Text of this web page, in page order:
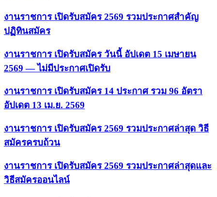
งานราชการ เปิดรับสมัคร 2569 รวมประกาศสำคัญ
ปฏิทินสมัคร
งานราชการ เปิดรับสมัคร วันนี้ อัปเดต 15 เมษายน
2569 — ไม่มีประกาศเปิดรับ
งานราชการ เปิดรับสมัคร 14 ประกาศ รวม 96 อัตรา
อัปเดต 13 เม.ย. 2569
งานราชการ เปิดรับสมัคร 2569 รวมประกาศล่าสุด วิธี
สมัครครบถ้วน
งานราชการ เปิดรับสมัคร 2569 รวมประกาศล่าสุดและ
วิธีสมัครออนไลน์